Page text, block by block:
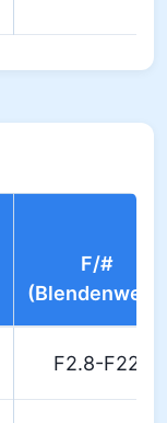
F/#
(Blendenwert)
F2.8-F22